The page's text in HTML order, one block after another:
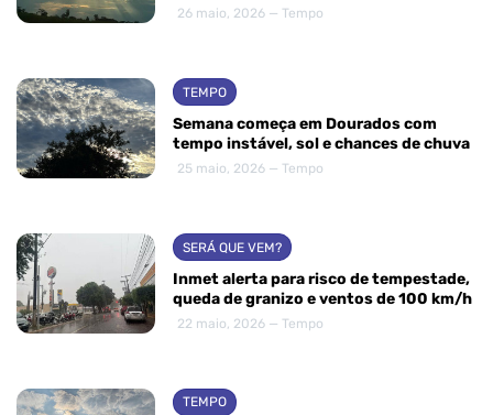
26 maio, 2026 — Tempo
TEMPO
Semana começa em Dourados com
tempo instável, sol e chances de chuva
25 maio, 2026 — Tempo
SERÁ QUE VEM?
Inmet alerta para risco de tempestade,
queda de granizo e ventos de 100 km/h
22 maio, 2026 — Tempo
TEMPO